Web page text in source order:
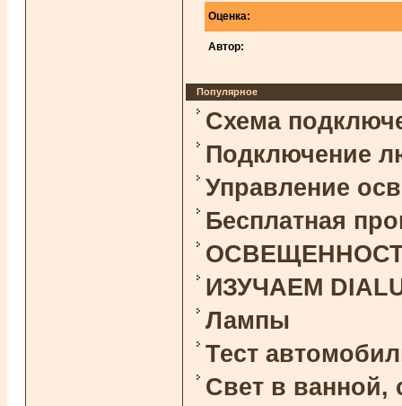
Оценка:
Автор:
Популярное
Схема
Подключение
Управление
Бесплатная
ОСВЕЩЕННОСТЬ
ИЗУЧАЕМ
Лампы
Тест
Свет в ванной,